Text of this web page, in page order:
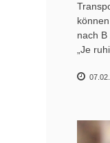
nach
„Je